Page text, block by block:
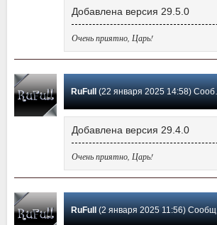
Добавлена версия 29.5.0
Очень приятно, Царь!
RuFull(22 января 2025 14:58) Сообщение #2
Добавлена версия 29.4.0
Очень приятно, Царь!
RuFull(2 января 2025 11:56) Сообщение #1